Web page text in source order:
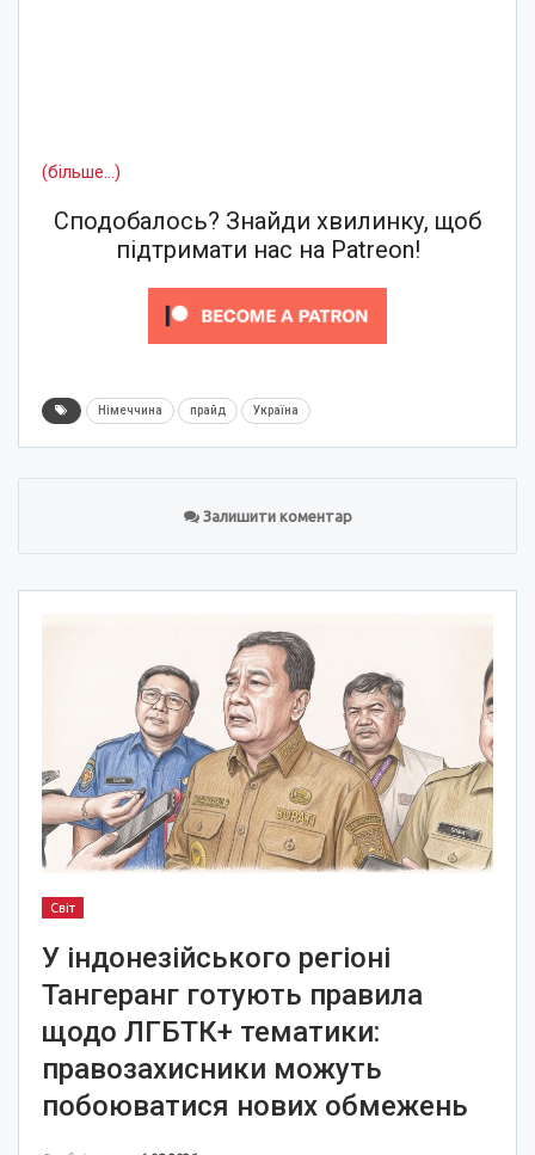
(більше…)
Сподобалось? Знайди хвилинку, щоб
підтримати нас на Patreon!
Німеччина прайд Україна
Залишити коментар
Світ
У індонезійського регіоні
Тангеранг готують правила
щодо ЛГБТК+ тематики:
правозахисники можуть
побоюватися нових обмежень